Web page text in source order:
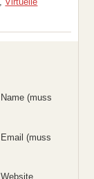
Name (muss
Email (muss
Website